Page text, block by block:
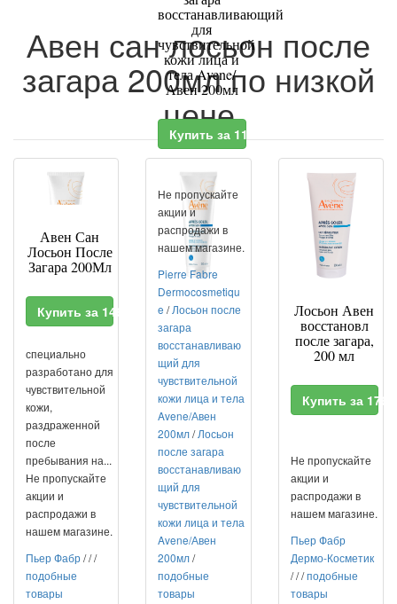
Авен сан лосьон после
загара 200мл по низкой
цене
Авен Сан
Лосьон После
Загара 200Мл
Купить за 1461 RUR
специально
разработано для
чувствительной
кожи,
раздраженной
после
пребывания на...
Не пропускайте
акции и
распродажи в
нашем магазине.
Пьер Фабр///
подобные
товары
восстанавливающий
для
чувствительной
кожи лица и
тела Avene/
Авен 200мл
Купить за 1186.4 RUR
Не пропускайте
акции и
распродажи в
нашем магазине.
Pierre Fabre
Dermocosmetiqu
e /Лосьон после
загара
восстанавливаю
щий для
чувствительной
кожи лица и тела
Avene/Авен
200мл/Лосьон
после загара
восстанавливаю
щий для
чувствительной
кожи лица и тела
Avene/Авен
200мл/
подобные
товары
Лосьон Авен
восстановл
после загара,
200 мл
Купить за
Не пропускайте
акции и
распродажи в
нашем магазине.
Пьер Фабр
Дермо-Косметик
///подобные
товары